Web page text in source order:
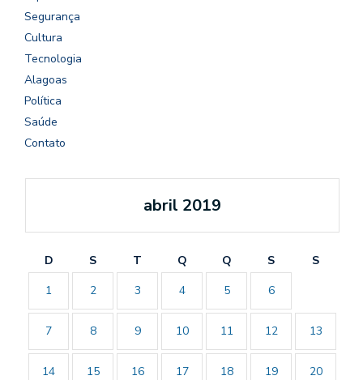
Segurança
Cultura
Tecnologia
Alagoas
Política
Saúde
Contato
abril 2019
D S T Q Q S
S
1
2 3 4 5 6
7 8 9 10 11 12 13
14 15 16 17 18 19 20